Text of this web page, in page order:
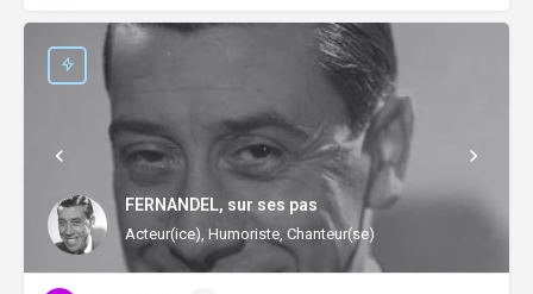
FERNANDEL, sur ses pas
Acteur(ice), Humoriste, Chanteur(se)